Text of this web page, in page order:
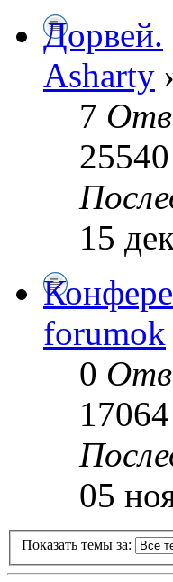
Дорвей.
Asharty
7
25540
15
forumok
0
17064
05
Показать темы за: